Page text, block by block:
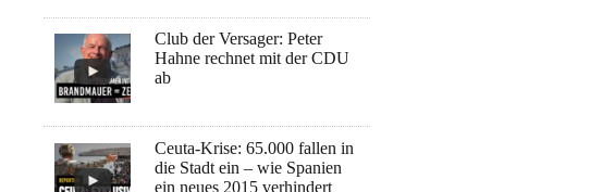
Club der Versager: Peter
Hahne rechnet mit der CDU
ab
Ceuta-Krise: 65.000 fallen in
die Stadt ein – wie Spanien
ein neues 2015 verhindert